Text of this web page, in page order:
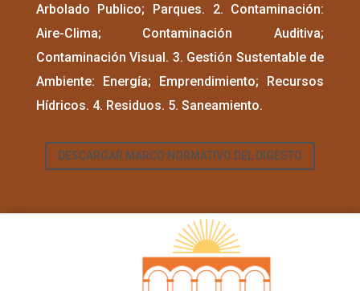
Arbolado Publico; Parques. 2. Contaminación:
Aire-Clima; Contaminación Auditiva;
Contaminación Visual. 3. Gestión Sustentable de
Ambiente: Energía; Emprendimiento; Recursos
Hídricos. 4. Residuos. 5. Saneamiento.
DESCARGAR MARCO NORMATIVO DEL DIGESTO